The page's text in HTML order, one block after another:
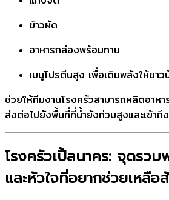
ข้าวผัด
อาหารกล่องพร้อมทาน
เมนูโปรตีนสูง เพื่อเติมพลังให้ชาว
ช่วยให้ทีมงานโรงครัวสามารถผลิตอาห
ส่งต่อไปยังพื้นที่ที่น้ำยังท่วมสูงและเข้าถึ
โรงครัวเปิ้ลนาคร: จุดรว
และหัวใจที่อยากช่วยเหลือ